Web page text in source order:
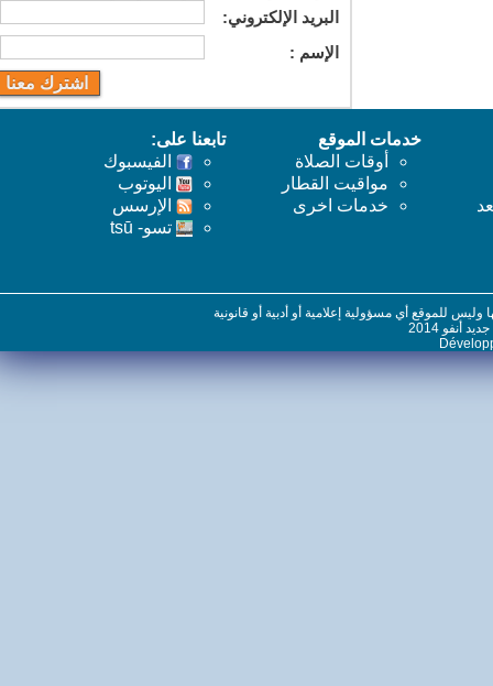
البريد اﻹلكتروني:
اﻹسم :
خدمات الموقع
أوقات الصلاة
مواقيت القطار
خدمات اخرى
تابعنا على:
الفيسبوك
اليوتوب
اﻹرسس
تسو- tsū
للموقع أي مسؤولية إعلامية أو أدبية أو قانونية
2014